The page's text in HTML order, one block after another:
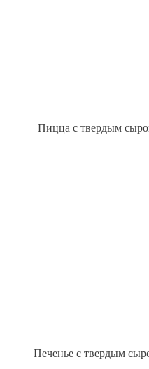
Пицца с твердым
Печенье с твердым